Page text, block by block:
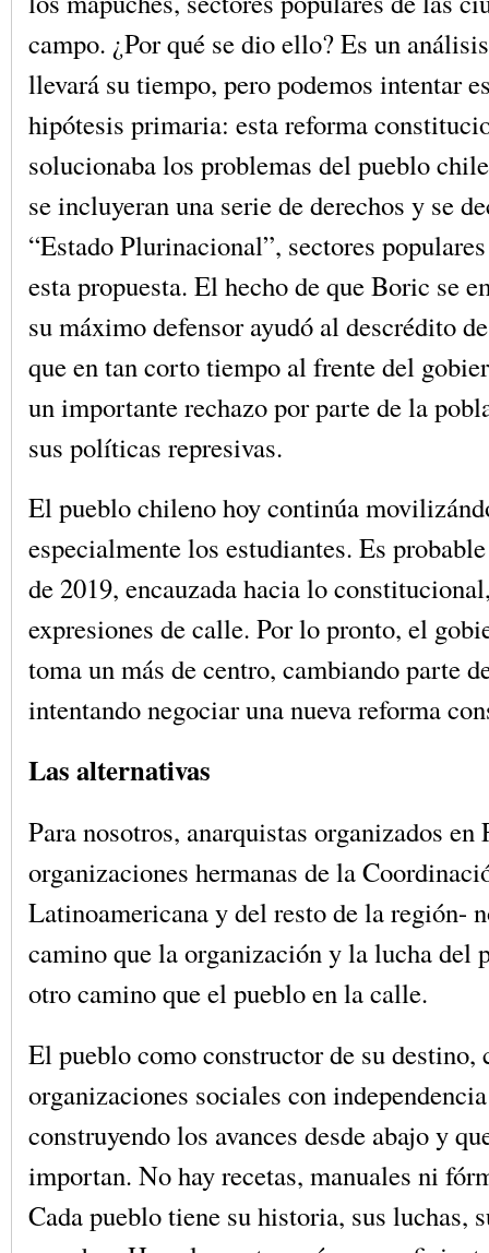
campo. ¿Por qué se dio ello? Es un
llevará su tiempo, pero podemos intentar
hipótesis primaria: esta reforma
solucionaba los problemas del pueblo
se incluyeran una serie de derechos y se
“Estado Plurinacional”, sectores
esta propuesta. El hecho de que Boric se
su máximo defensor ayudó al descrédito
que en tan corto tiempo al frente del
un importante rechazo por parte de la
sus políticas represivas.
El pueblo chileno hoy continúa
especialmente los estudiantes. Es
de 2019, encauzada hacia lo
expresiones de calle. Por lo pronto, el
toma un más de centro, cambiando parte
intentando negociar una nueva reforma
Las alternativas
Para nosotros, anarquistas organizados
organizaciones hermanas de la
Latinoamericana y del resto de la región-
camino que la organización y la lucha del
otro camino que el pueblo en la calle.
El pueblo como constructor de su destino,
organizaciones sociales con
construyendo los avances desde abajo y
importan. No hay recetas, manuales ni
Cada pueblo tiene su historia, sus luchas,